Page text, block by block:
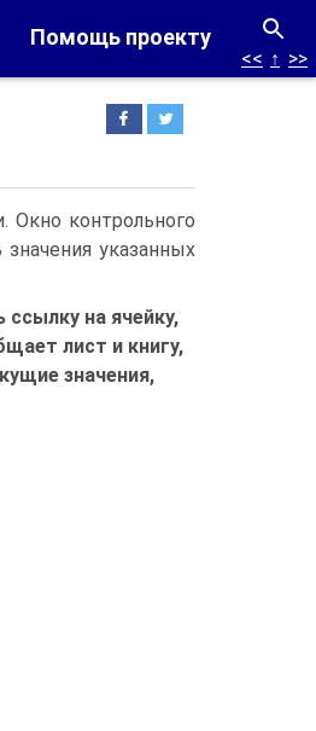
Помощь проекту
<< ↑ >>
Окно контрольного
указанных
на ячейку,
лист и книгу,
значения,